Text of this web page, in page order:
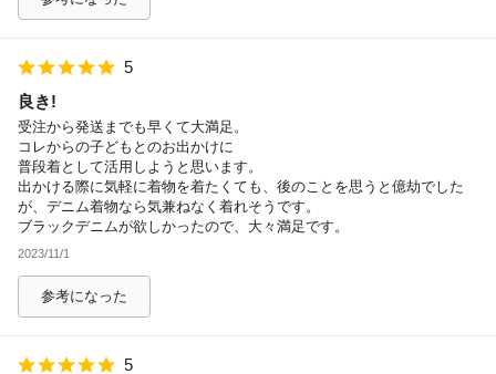
5
良き!
受注から発送までも早くて大満足。
コレからの子どもとのお出かけに
普段着として活用しようと思います。
出かける際に気軽に着物を着たくても、後のことを思うと億劫でした
が、デニム着物なら気兼ねなく着れそうです。
ブラックデニムが欲しかったので、大々満足です。
2023/11/1
参考になった
5